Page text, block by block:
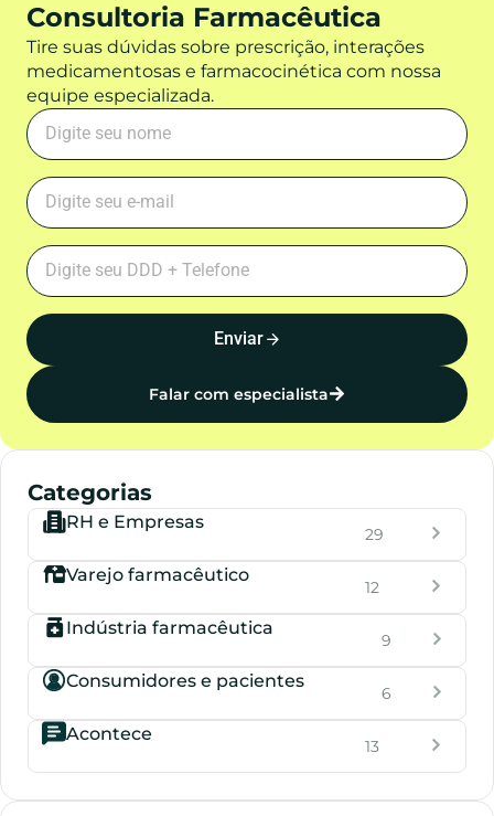
Consultoria Farmacêutica
Tire suas dúvidas sobre prescrição, interações
medicamentosas e farmacocinética com nossa
equipe especializada.
Enviar
Falar com especialista
Categorias
RH e Empresas
29
Varejo farmacêutico
12
Indústria farmacêutica
9
Consumidores e pacientes
6
Acontece
13